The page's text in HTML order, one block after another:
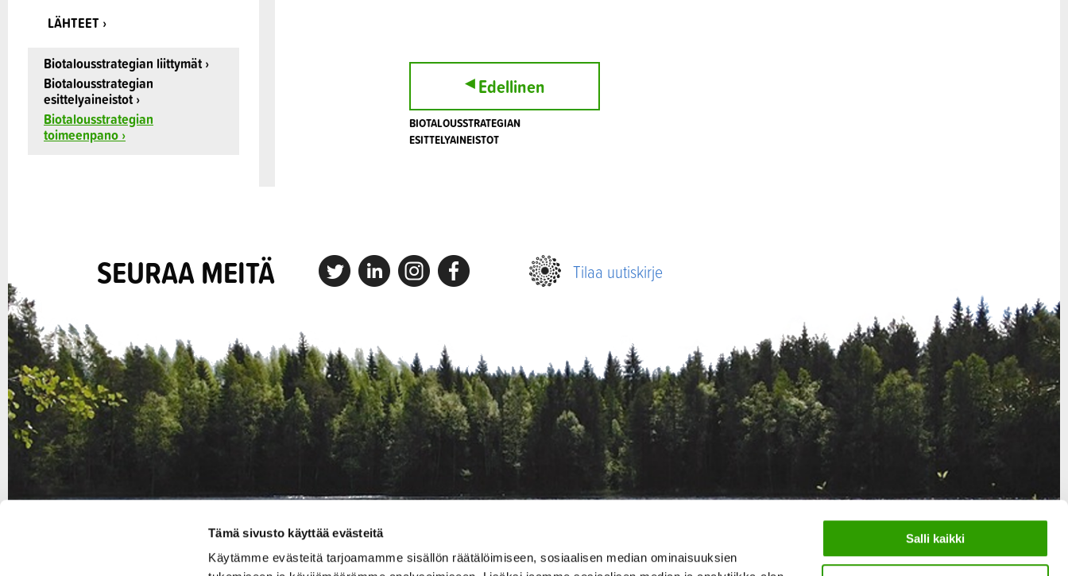
Tämä sivusto käyttää evästeitä
Käytämme evästeitä tarjoamamme sisällön räätälöimiseen, sosiaalisen median ominaisuuksien
Salli kaikki
▸Edellinen
BIOTALOUSSTRATEGIAN
ESITTELYAINEISTOT
LÄHTEET ›
Biotalousstrategian liittymät ›
Biotalousstrategian
esittelyaineistot ›
Biotalousstrategian
toimeenpano ›
SEURAA MEITÄ X Linkedin InstagramFacebook Tilaa uutiskirje